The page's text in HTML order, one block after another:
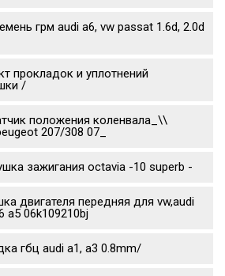
грм audi a6, vw passat 1.6d, 2.0d
прокладок и уплотнений
/
положения коленвала_\\
207/308 07_
зажигания octavia -10 superb -
двигателя передняя для vw,audi
a5 06k109210bj
гбц audi a1, a3 0.8mm/